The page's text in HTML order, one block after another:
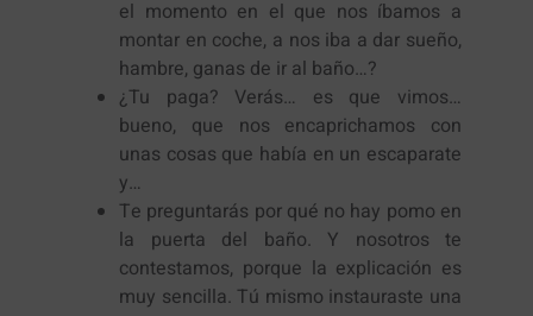
el momento en el que nos íbamos a
montar en coche, a nos iba a dar sueño,
hambre, ganas de ir al baño…?
¿Tu paga? Verás… es que vimos…
bueno, que nos encaprichamos con
unas cosas que había en un escaparate
y…
Te preguntarás por qué no hay pomo en
la puerta del baño. Y nosotros te
contestamos, porque la explicación es
muy sencilla. Tú mismo instauraste una